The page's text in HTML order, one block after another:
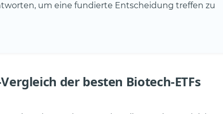
um eine fundierte Entscheidung treffen zu
der besten Biotech-ETFs